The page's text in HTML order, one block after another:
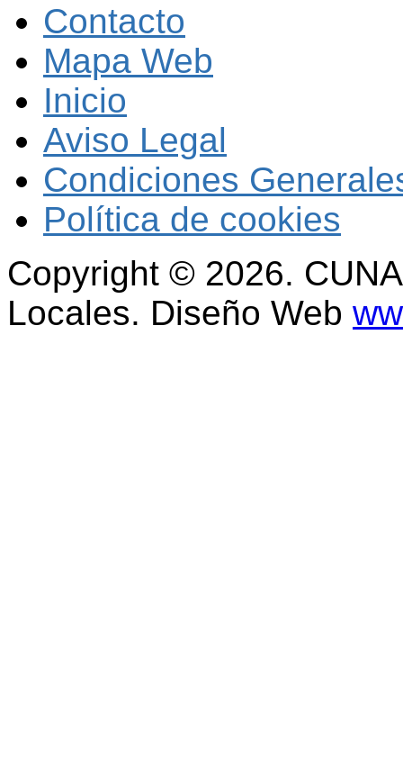
Contacto
Mapa Web
Inicio
Aviso Legal
Condiciones
Política de cookies
Copyright © 2026.
Locales. Diseño Web